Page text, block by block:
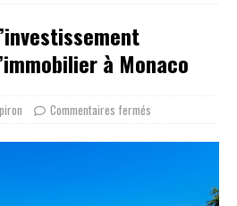
à Monaco
Commentaires fermés